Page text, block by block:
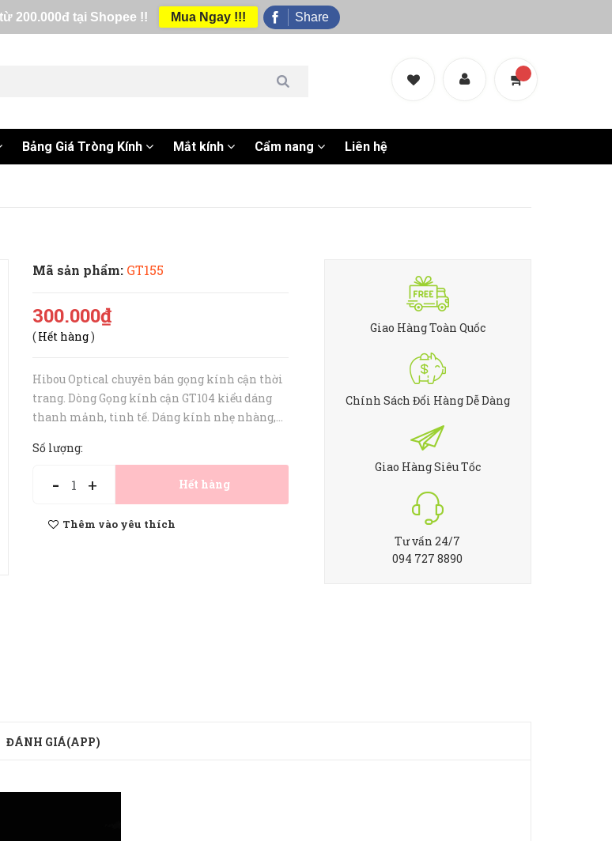
Bảng Giá Tròng Kính Mắt kính Cẩm nang Liên hệ
Mã sản phẩm: GT155
300.000₫
(Hết hàng)
Hibou Optical chuyên bán gọng kính cận thời
trang. Dòng Gọng kính cận GT104 kiểu dáng
thanh mảnh, tinh tế. Dáng kính nhẹ nhàng,
nhàng và cực bền bỉ. • Gọng kính cận phù hợp
Số lượng:
- + Hết hàng
Thêm vào yêu thích
Giao Hàng Toàn Quốc
Chính Sách Đổi Hàng Dễ Dàng
Giao Hàng Siêu Tốc
Tư vấn 24/7
094 727 8890
ĐÁNH GIÁ(APP)
200.000đ tại Shopee !! Mua Ngay !!! Share